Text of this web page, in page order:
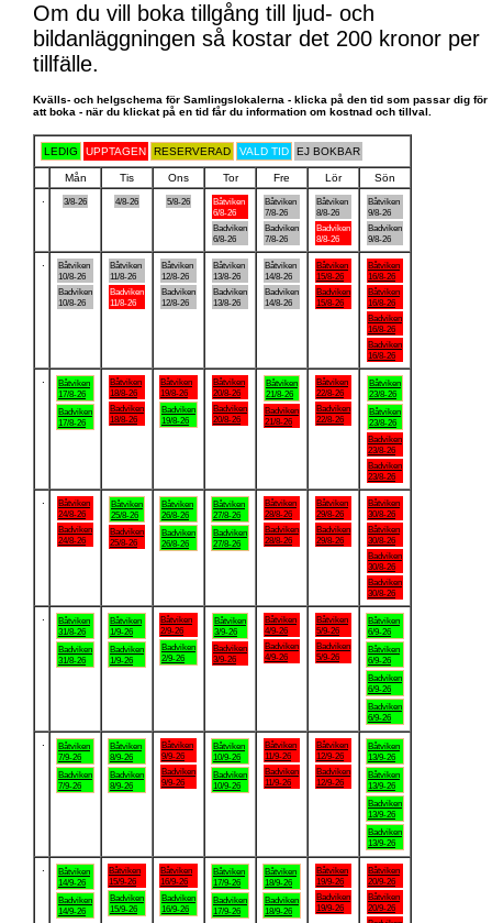
Om du vill boka tillgång till ljud- och
bildanläggningen så kostar det 200 kronor per
tillfälle.
Kvälls- och helgschema för Samlingslokalerna - klicka på den tid som passar dig för
att boka - när du klickat på en tid får du information om kostnad och tillval.
LEDIG UPPTAGEN RESERVERAD VALD TID EJ BOKBAR
Mån Tis Ons Tor Fre Lör
Sön
3/8-26 4/8-26 5/8-26
Båtviken
6/8-26
Badviken
6/8-26
Båtviken
7/8-26
Badviken
7/8-26
Båtviken
8/8-26
Badviken
8/8-26
Båtviken
9/8-26
Badviken
9/8-26
Båtviken
10/8-26
Badviken
10/8-26
Båtviken
11/8-26
Badviken
11/8-26
Båtviken
12/8-26
Badviken
12/8-26
Båtviken
13/8-26
Badviken
13/8-26
Båtviken
14/8-26
Badviken
14/8-26
Båtviken
15/8-26
Badviken
15/8-26
Båtviken
16/8-26
Båtviken
16/8-26
Badviken
16/8-26
Badviken
16/8-26
Båtviken
17/8-26
Badviken
17/8-26
Båtviken
18/8-26
Badviken
18/8-26
Båtviken
19/8-26
Badviken
19/8-26
Båtviken
20/8-26
Badviken
20/8-26
Båtviken
21/8-26
Badviken
21/8-26
Båtviken
22/8-26
Badviken
22/8-26
Båtviken
23/8-26
Båtviken
23/8-26
Badviken
23/8-26
Badviken
23/8-26
Båtviken
24/8-26
Badviken
24/8-26
Båtviken
25/8-26
Badviken
25/8-26
Båtviken
26/8-26
Badviken
26/8-26
Båtviken
27/8-26
Badviken
27/8-26
Båtviken
28/8-26
Badviken
28/8-26
Båtviken
29/8-26
Badviken
29/8-26
Båtviken
30/8-26
Båtviken
30/8-26
Badviken
30/8-26
Badviken
30/8-26
Båtviken
31/8-26
Badviken
31/8-26
Båtviken
1/9-26
Badviken
1/9-26
Båtviken
2/9-26
Badviken
2/9-26
Båtviken
3/9-26
Badviken
3/9-26
Båtviken
4/9-26
Badviken
4/9-26
Båtviken
5/9-26
Badviken
5/9-26
Båtviken
6/9-26
Båtviken
6/9-26
Badviken
6/9-26
Badviken
6/9-26
Båtviken
7/9-26
Badviken
7/9-26
Båtviken
8/9-26
Badviken
8/9-26
Båtviken
9/9-26
Badviken
9/9-26
Båtviken
10/9-26
Badviken
10/9-26
Båtviken
11/9-26
Badviken
11/9-26
Båtviken
12/9-26
Badviken
12/9-26
Båtviken
13/9-26
Båtviken
13/9-26
Badviken
13/9-26
Badviken
13/9-26
Båtviken
14/9-26
Badviken
14/9-26
Båtviken
15/9-26
Badviken
15/9-26
Båtviken
16/9-26
Badviken
16/9-26
Båtviken
17/9-26
Badviken
17/9-26
Båtviken
18/9-26
Badviken
18/9-26
Båtviken
19/9-26
Badviken
19/9-26
Båtviken
20/9-26
Båtviken
20/9-26